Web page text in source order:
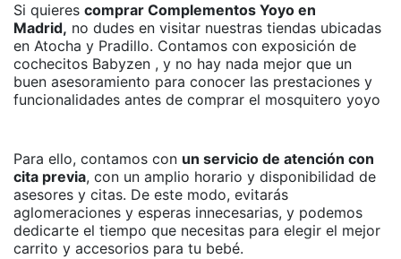
Si quieres comprar Complementos Yoyo en
Madrid, no dudes en visitar nuestras tiendas ubicadas
en Atocha y Pradillo. Contamos con exposición de
cochecitos Babyzen , y no hay nada mejor que un
buen asesoramiento para conocer las prestaciones y
funcionalidades antes de comprar el mosquitero yoyo
Para ello, contamos con un servicio de atención con
cita previa, con un amplio horario y disponibilidad de
asesores y citas. De este modo, evitarás
aglomeraciones y esperas innecesarias, y podemos
dedicarte el tiempo que necesitas para elegir el mejor
carrito y accesorios para tu bebé.